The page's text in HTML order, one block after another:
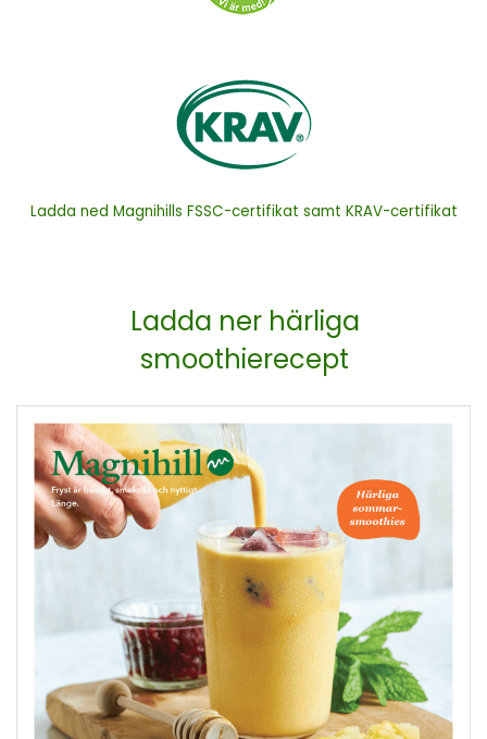
Ladda ned Magnihills FSSC-certifikat samt KRAV-certifikat
Ladda ner härliga
smoothierecept